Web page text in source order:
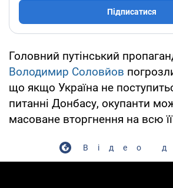
Підписатися
Головний путінський
Володимир Соловйов
що якщо Україна не
питанні Донбасу, окупанти
масоване вторгнення на всю
Відео